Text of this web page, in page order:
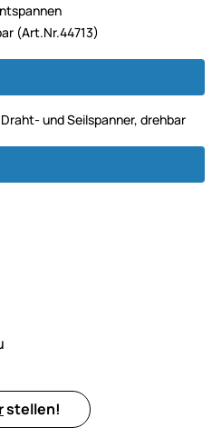
(Art.Nr.44713)
und Seilspanner, drehbar
stellen!